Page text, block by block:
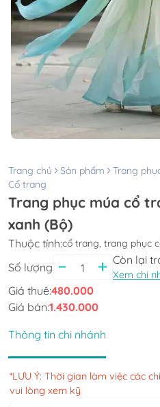
Trang chủ Sản phẩm Trang
Cổ trang
Trang phục múa cổ trang cung đình màu
xanh (Bộ)
Thuộc tính:cổ trang, trang phục
Số lượng
Còn lại
Xem chi
Giá thuê:480.000
Giá bán:1.430.000
Thông tin chi nhánh
*LƯU Ý: Thời gian làm việc các
vui lòng xem kỹ